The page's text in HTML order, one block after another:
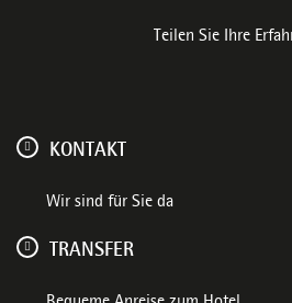
Teilen Sie Ihre
KONTAKT
Wir sind für Sie da
TRANSFER